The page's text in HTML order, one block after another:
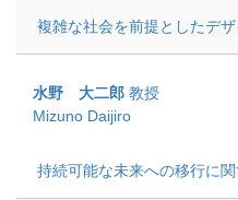
複雑な社会を前提としたデ
水野 大二郎 教授
Mizuno Daijiro
持続可能な未来への移行に